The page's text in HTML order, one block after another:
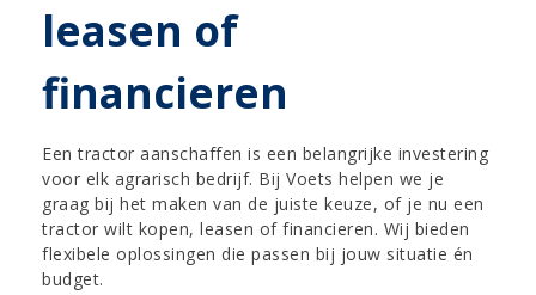
leasen of
financieren
Een tractor aanschaffen is een belangrijke investering
voor elk agrarisch bedrijf. Bij Voets helpen we je
graag bij het maken van de juiste keuze, of je nu een
tractor wilt kopen, leasen of financieren. Wij bieden
flexibele oplossingen die passen bij jouw situatie én
budget.